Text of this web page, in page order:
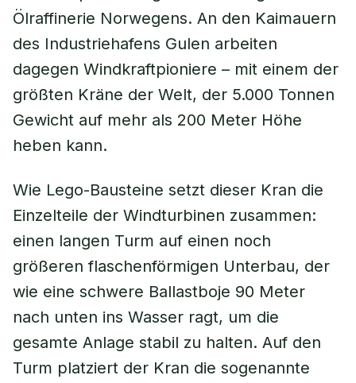
Ölraffinerie Norwegens. An den Kaimauern
des Industriehafens Gulen arbeiten
dagegen Windkraftpioniere – mit einem der
größten Kräne der Welt, der 5.000 Tonnen
Gewicht auf mehr als 200 Meter Höhe
heben kann.
Wie Lego-Bausteine setzt dieser Kran die
Einzelteile der Windturbinen zusammen:
einen langen Turm auf einen noch
größeren flaschenförmigen Unterbau, der
wie eine schwere Ballastboje 90 Meter
nach unten ins Wasser ragt, um die
gesamte Anlage stabil zu halten. Auf den
Turm platziert der Kran die sogenannte